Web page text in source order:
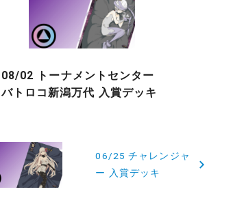
08/02 トーナメントセンター
バトロコ新潟万代 入賞デッキ
06/25 チャレンジャ
ー 入賞デッキ